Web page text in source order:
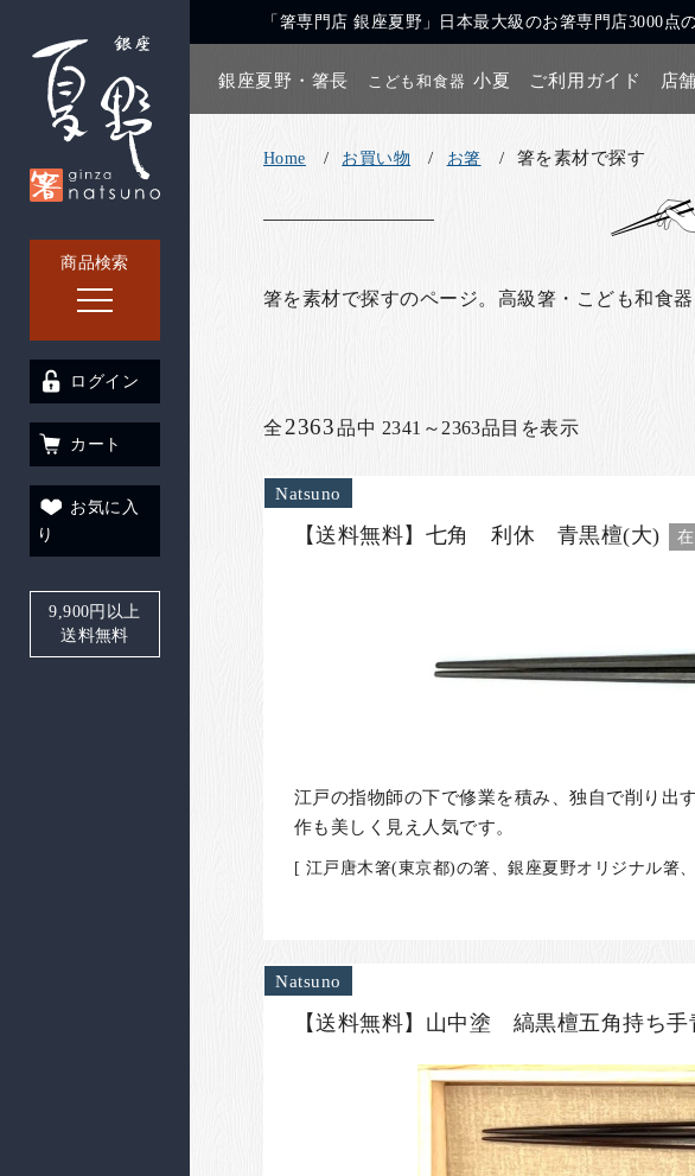
商品検索
「箸専門店 銀座夏野」日本最大級のお箸専門店3000点
銀座夏野・箸長 こども和食器 小夏 ご利用ガイド 店
ログイン
カート
お気に入
り
9,900円以上
送料無料
Home お買い物 お箸 箸を素材で探す
箸を素材で探すのページ。高級箸・こども和食
全 2363品中 2341～2363品目を表示
Natsuno
【送料無料】七角 利休 青黒檀(大)
江戸の指物師の下で修業を積み、独自で削り出
作も美しく見え人気です。
[ 江戸唐木箸(東京都)の箸、銀座夏野オリジナル箸
Natsuno
【送料無料】山中塗 縞黒檀五角持ち